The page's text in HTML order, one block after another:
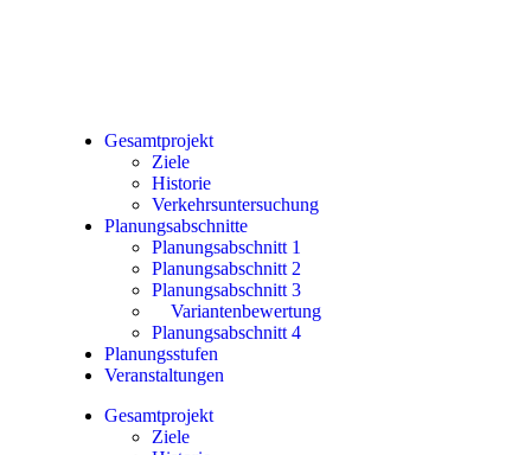
Gesamtprojekt
Ziele
Historie
Verkehrsuntersuchung
Planungsabschnitte
Planungsabschnitt 1
Planungsabschnitt 2
Planungsabschnitt 3
Variantenbewertung
Planungsabschnitt 4
Planungsstufen
Veranstaltungen
Gesamtprojekt
Ziele